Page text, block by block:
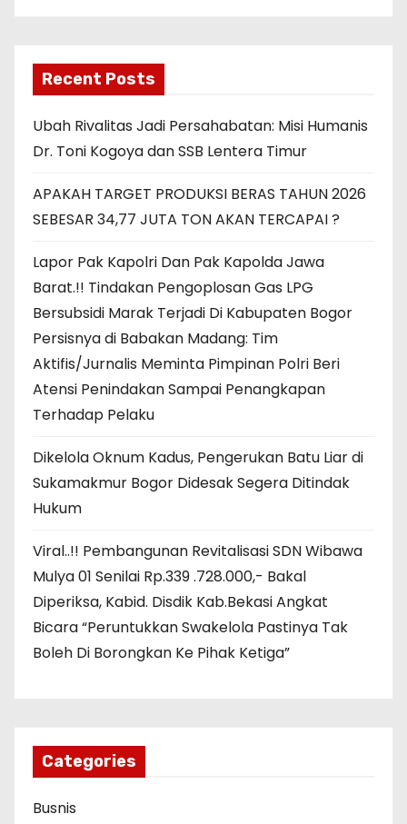
Recent Posts
Ubah Rivalitas Jadi Persahabatan: Misi Humanis
Dr. Toni Kogoya dan SSB Lentera Timur
APAKAH TARGET PRODUKSI BERAS TAHUN 2026
SEBESAR 34,77 JUTA TON AKAN TERCAPAI ?
Lapor Pak Kapolri Dan Pak Kapolda Jawa
Barat.!! Tindakan Pengoplosan Gas LPG
Bersubsidi Marak Terjadi Di Kabupaten Bogor
Persisnya di Babakan Madang: Tim
Aktifis/Jurnalis Meminta Pimpinan Polri Beri
Atensi Penindakan Sampai Penangkapan
Terhadap Pelaku
Dikelola Oknum Kadus, Pengerukan Batu Liar di
Sukamakmur Bogor Didesak Segera Ditindak
Hukum
Viral..!! Pembangunan Revitalisasi SDN Wibawa
Mulya 01 Senilai Rp.339 .728.000,- Bakal
Diperiksa, Kabid. Disdik Kab.Bekasi Angkat
Bicara “Peruntukkan Swakelola Pastinya Tak
Boleh Di Borongkan Ke Pihak Ketiga”
Categories
Busnis